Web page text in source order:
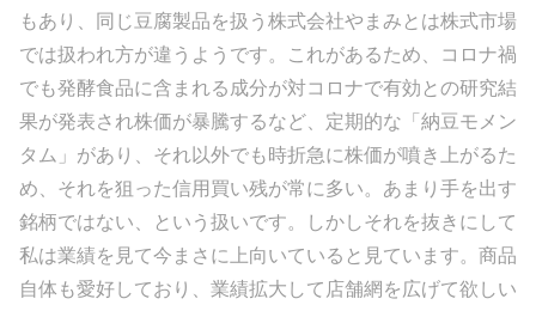
もあり、同じ豆腐製品を扱う株式会社やまみとは株式市場
では扱われ方が違うようです。これがあるため、コロナ禍
でも発酵食品に含まれる成分が対コロナで有効との研究結
果が発表され株価が暴騰するなど、定期的な「納豆モメン
タム」があり、それ以外でも時折急に株価が噴き上がるた
め、それを狙った信用買い残が常に多い。あまり手を出す
銘柄ではない、という扱いです。しかしそれを抜きにして
私は業績を見て今まさに上向いていると見ています。商品
自体も愛好しており、業績拡大して店舗網を広げて欲しい